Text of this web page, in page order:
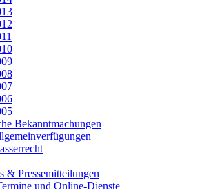
Bekanntmachungen
& Pressemitteilungen
und Online-Dienste